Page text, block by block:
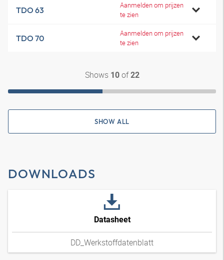
TDO 63
Aanmelden om prijzen
te zien
TDO 70
Aanmelden om prijzen
te zien
Shows 10of22
SHOW ALL
DOWNLOADS
Datasheet
DD_Werkstoffdatenblatt